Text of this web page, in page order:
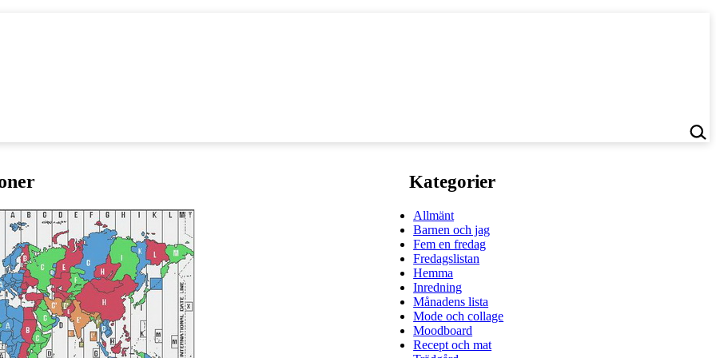
Kategorier
Allmänt
Barnen och jag
Fem en fredag
Fredagslistan
Hemma
Inredning
Månadens lista
Mode och collage
Moodboard
Recept och mat